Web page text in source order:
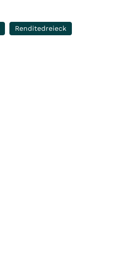
Renditedreieck